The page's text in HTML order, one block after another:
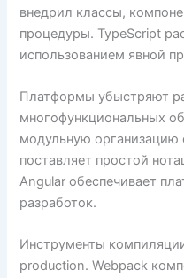
внедрил классы,
процедуры. TypeScript
использованием явной
Платформы убыстряют
многофункциональных
модульную организацию
поставляет простой
Angular обеспечивает
разработок.
Инструменты
production. Webpack